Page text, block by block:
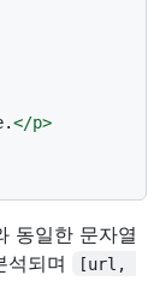
</p>
동일한 문자열
석되며
[url,